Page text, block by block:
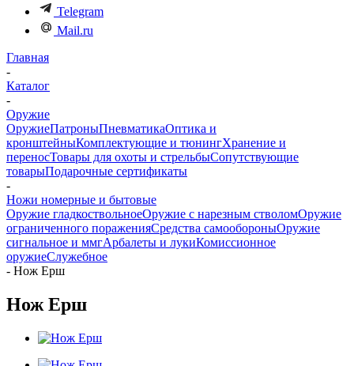
Telegram
Mail.ru
Главная
-
Каталог
-
Оружие
ОружиеПатроныПневматикаОптика и
кронштейныКомплектующие и тюнингХранение и
переносТовары для охоты и стрельбыСопутствующие
товарыПодарочные сертификаты
-
Ножи номерные и бытовые
Оружие гладкоствольноеОружие с нарезным стволомОружие
ограниченного пораженияСредства самообороныОружие
сигнальное и ммгАрбалеты и лукиКомиссионное
оружиеСлужебное
- Нож Ерш
Нож Ерш